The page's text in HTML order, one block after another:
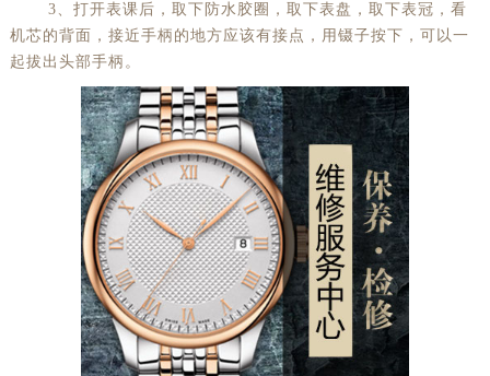
3、打开表课后，取下防水胶圈，取下表盘，取下表冠，看
机芯的背面，接近手柄的地方应该有接点，用镊子按下，可以一
起拔出头部手柄。